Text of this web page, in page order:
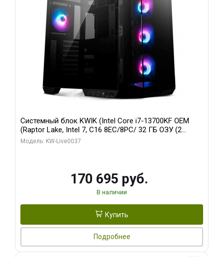
Системный блок KWIK (Intel Core i7-13700KF OEM
(Raptor Lake, Intel 7, C16 8EC/8PC/ 32 ГБ ОЗУ (2
модуля)/ Gigabyte RTX5070 AERO OC 12GB GDDR7
Модель: KW-Live0037
170 695 руб.
В наличии
Купить
Подробнее